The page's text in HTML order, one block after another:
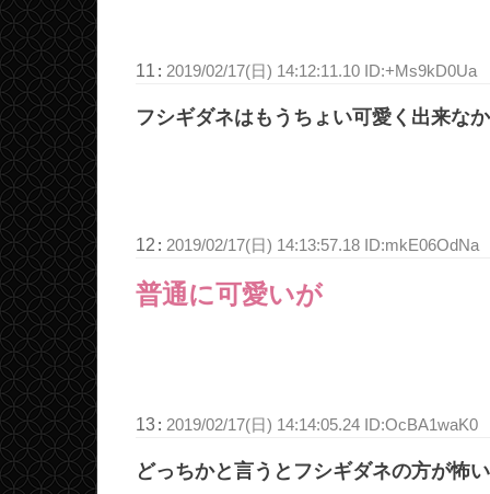
11 : 2019/02/17(日) 14:12:11.10 ID:+Ms9kD0Ua
フシギダネはもうちょい可愛く出来な
12 : 2019/02/17(日) 14:13:57.18 ID:mkE06OdNa
普通に可愛いが
13: 2019/02/17(日) 14:14:05.24 ID:OcBA1waK0
どっちかと言うとフシギダネの方が怖